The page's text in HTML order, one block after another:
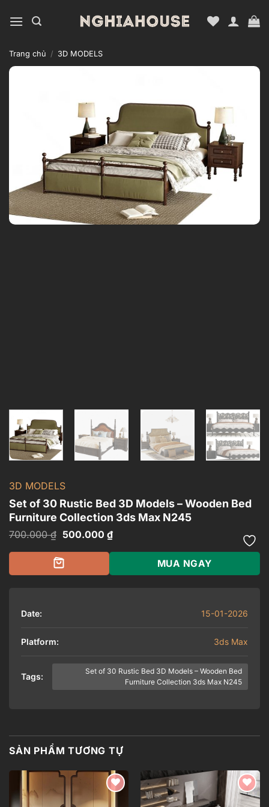
qua
dung
Trang chủ / 3D MODELS
3D MODELS
Set of 30 Rustic Bed 3D Models – Wooden Bed
Furniture Collection 3ds Max N245
700.000₫ Giá
là:
700.000 ₫.
500.000 ₫Giá
hiện
tại
500.000 ₫.
MUA NGAY
Date: 15-01-2026
Platform: 3ds Max
Tags:
Set of 30 Rustic Bed 3D Models – Wooden Bed
Furniture Collection 3ds Max N245
SẢN PHẨM TƯƠNG TỰ
Add to
Add to